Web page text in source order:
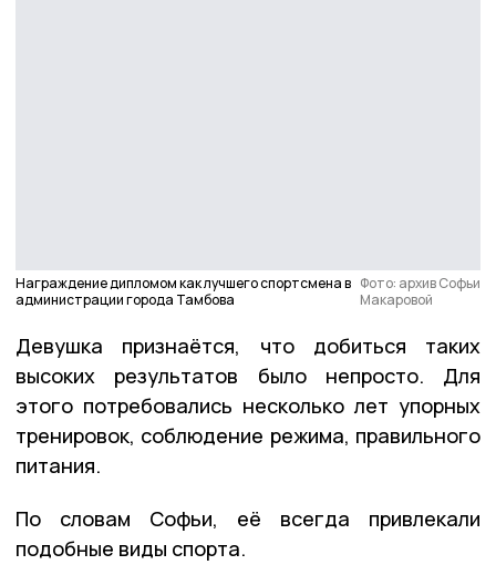
Награждение дипломом как лучшего спортсмена в
администрации города Тамбова
Фото: архив Софьи
Макаровой
Девушка признаётся, что добиться таких
высоких результатов было непросто. Для
этого потребовались несколько лет упорных
тренировок, соблюдение режима, правильного
питания.
По словам Софьи, её всегда привлекали
подобные виды спорта.